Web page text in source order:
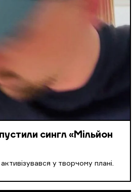
сингл «Мільйон
у творчому плані.